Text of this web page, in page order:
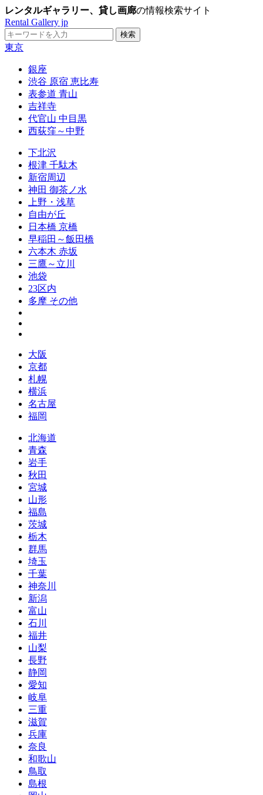
レンタルギャラリー、貸し画廊の情報検索サイト
Rental Gallery jp
東京
銀座
渋谷 原宿 恵比寿
表参道 青山
吉祥寺
代官山 中目黒
西荻窪～中野
下北沢
根津 千駄木
新宿周辺
神田 御茶ノ水
上野・浅草
自由が丘
日本橋 京橋
早稲田～飯田橋
六本木 赤坂
三鷹～立川
池袋
23区内
多摩 その他
大阪
京都
札幌
横浜
名古屋
福岡
北海道
青森
岩手
秋田
宮城
山形
福島
茨城
栃木
群馬
埼玉
千葉
神奈川
新潟
富山
石川
福井
山梨
長野
静岡
愛知
岐阜
三重
滋賀
兵庫
奈良
和歌山
鳥取
島根